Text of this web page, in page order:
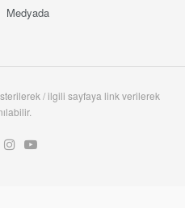
Medyada
/ ilgili sayfaya link verilerek